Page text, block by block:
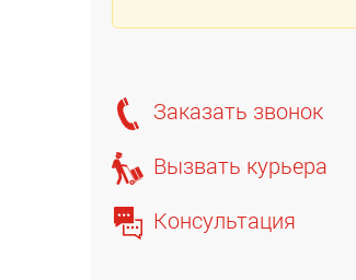
Заказать звонок
Вызвать курьера
Консультация